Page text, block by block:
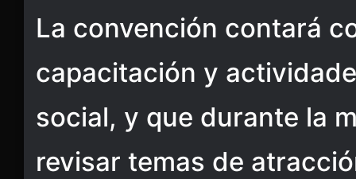
La convención contará
capacitación y
social, y que durante la
revisar temas de